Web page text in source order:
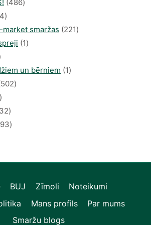
486
314
produktismaržas 221221
11
un bērniem 11
502502
67
produkts
232
produkts
293
BUJ Zīmoli
Noteikumi
Mans profils
Par mums
Smaržu blogs